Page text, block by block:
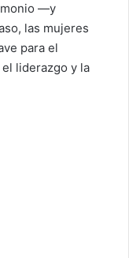
—y
las mujeres
para el
liderazgo y la